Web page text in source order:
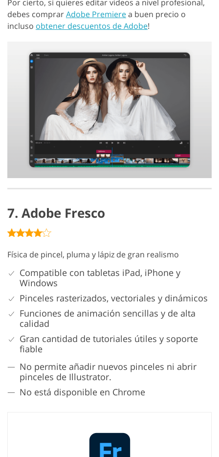
Por cierto, si quieres editar videos a nivel profesional,
debes comprarAdobe Premierea buen precio o
incluso obtener descuentos de Adobe!
7. Adobe Fresco
Física de pincel, pluma y lápiz de gran realismo
Compatible con tabletas iPad, iPhone y
Windows
Pinceles rasterizados, vectoriales y dinámicos
Funciones de animación sencillas y de alta
calidad
Gran cantidad de tutoriales útiles y soporte
fiable
No permite añadir nuevos pinceles ni abrir
pinceles de Illustrator.
No está disponible en Chrome